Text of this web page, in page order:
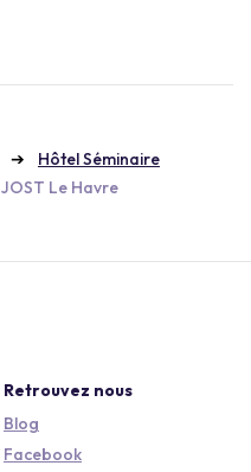
Hôtel Séminaire
JOST Le Havre
Retrouvez nous
Blog
Facebook